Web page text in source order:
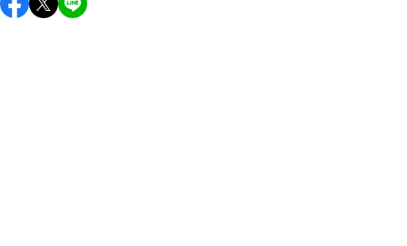
※日持ちは目安です。
A
す。小さじ1/2を目安に加え、お好みの風味になるようご調節